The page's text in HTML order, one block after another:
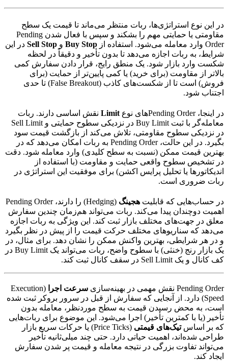
در این نوع استراتژی‌ها، ربات منتظر می‌ماند تا قیمت یک سطح
مقاومتی یا حمایتی مهم را بشکند و سپس با فعال شدن Pending
Order وارد معامله می‌شود. استفاده از
Buy Stop و Sell Stop در این
شرایط، به ربات اجازه می‌دهد تا بدون تأخیر و دقیقاً در لحظه
شکست وارد بازار شود. یک منطق رایج، قرار دادن سفارش کمی
بالاتر از مقاومت (برای خرید) یا کمی پایین‌تر از حمایت (برای
فروش) است تا از شکست‌های کاذب (False Breakout) تا حدی
اجتناب شود.
در اینجا، Pending Orderهای نوع Limit نقش اساسی دارند. ربات
معامله‌گر با ثبت Buy Limit در نزدیکی سطوح حمایتی و Sell Limit
در نزدیکی سطوح مقاومتی، تلاش می‌کند از بازگشت قیمت سود
بگیرد. در این حالت، Pending Order به ربات امکان می‌دهد که در
بهترین قیمت ممکن (نسبت به سطح کلیدی) وارد معامله شود. دقت
در تشخیص سطوح واقعی حمایت و مقاومت (با استفاده از
اندیکاتورها یا تحلیل پرایس اکشن) برای موفقیت این استراتژی در
ربات ضروری است.
در حساب‌هایی که قابلیت هجینگ
(Hedging) را دارند، Pending Order
اهمیت دوچندان پیدا می‌کند. ربات می‌تواند هم‌زمان چندین سفارش
معلق در جهت‌های مختلف بازار ثبت کند. این ویژگی به ربات اجازه
می‌دهد که سناریوهای مختلف حرکت قیمت را از پیش در نظر بگیرد
و در هر شرایطی، بهترین واکنش ممکن را نشان دهد. برای مثال، در
یک بازار رنج (خنثی) با سطوح واضح، ربات می‌تواند یک Buy Limit در
کف کانال و یک Sell Limit در سقف کانال ثبت کند.
Pending Order نقش مهمی در بهینه‌سازی سرعت اجرا
(Execution
Speed) دارد. از آنجایی که سفارش از قبل در سرور بروکر ثبت شده
است، به محض رسیدن قیمت به سطح موردنظر، معامله بدون
تأخیر (یا با کمترین تأخیر) اجرا می‌شود. این موضوع برای ربات‌هایی
که بر اساستیک‌های قیمتی
(Price Ticks) یا حرکات سریع بازار
طراحی شده‌اند، اهمیت حیاتی دارد. حتی چند میلی‌ثانیه تأخیر
می‌تواند تفاوت بزرگی در نتیجه معامله و قیمت پر شدن سفارش
ایجاد کند.